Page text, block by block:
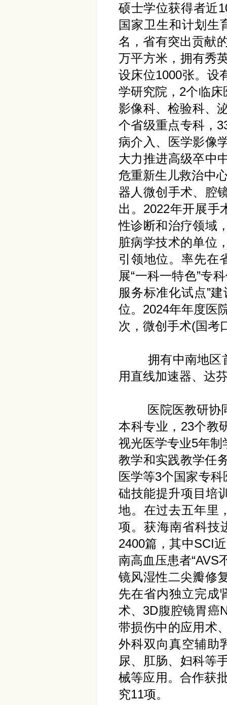
硕士学位获得者近
国家卫生和计划生
名，省有突出贡献
万平方米，拥有秀
设床位1000张。设
学研究院，2个临
影像科、检验科、
个省级重点专科，
病介入、医学影像
大力推进高级卒中
危重新生儿救治中
器人微创手术、腔
出。2022年开展手
性诊断和治疗领域
脏病学技术的单位
引领地位。率先在
展“一科一特色”专
服务标准化试点”
位。2024年年度医
次，微创手术(国考
拥有中南地区首
用直线加速器、达
医院医教研协同
本科专业，23个教
视光医学专业5年
教学和实践教学任
医学等3个国家专
础技能提升项目培
地。在过去五年里
项。获海南省科技
2400篇，其中SCI
南高血压患者“AVS
镜风湿性二尖瓣修
先在省内独立完成
术、3D腹腔镜胃癌
带损伤中的应用术
外科双向真空辅助
尿、肛肠、妇科等
械等应用。合作获
究11项。